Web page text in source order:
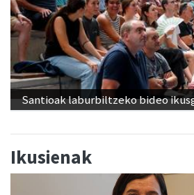
Santioak laburbiltzeko bideo
Ikusienak